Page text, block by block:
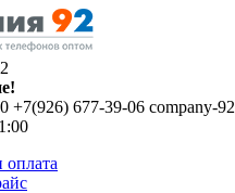
+7(926) 677-39-06 company-
оплата